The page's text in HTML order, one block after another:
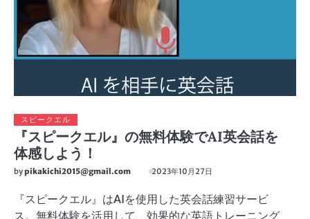
スピークエル
『スピークエル』の無料体験でAI英会話を
体感しよう！
bypikakichi2015@gmail.com 2023年10月27日
『スピークエル』はAIを使用した英会話練習サービ
ス。無料体験を活用して、効果的な英語トレーニング